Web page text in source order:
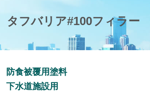
タフバリア#100フィラー
防食被覆用塗料
下水道施設用